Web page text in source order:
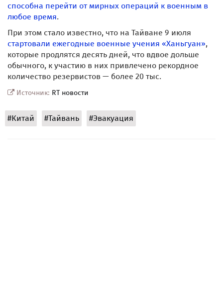
способна перейти от мирных операций к военным в
любое время.
При этом стало известно, что на Тайване 9 июля
стартовали ежегодные военные учения «Ханьгуан»,
которые продлятся десять дней, что вдвое дольше
обычного, к участию в них привлечено рекордное
количество резервистов — более 20 тыс.
Источник: RT новости
#Китай #Тайвань #Эвакуация